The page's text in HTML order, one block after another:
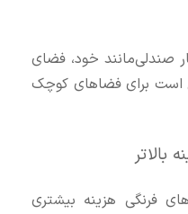
صندلی‌مانند خود، فضای
است برای فضاهای کوچک
بالاتر
فرنگی هزینه بیشتری